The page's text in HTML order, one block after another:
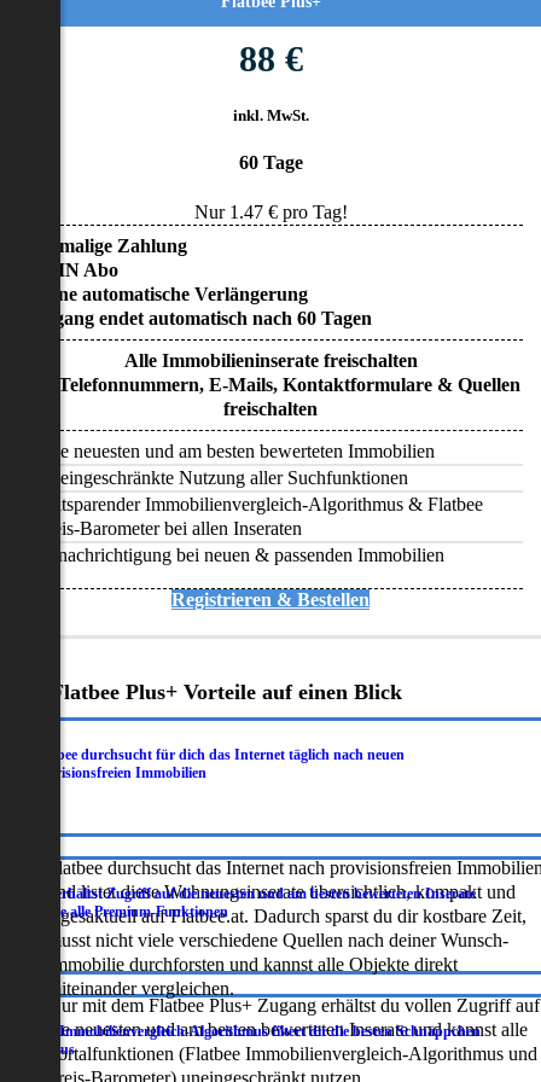
88 €
inkl. MwSt.
60 Tage
Nur 1.47€ pro Tag!
• Einmalige Zahlung
• KEIN Abo
• Keine automatische Verlängerung
• Zugang endet automatisch nach 60 Tagen
Alle Immobilieninserate freischalten
Alle Telefonnummern, E-Mails, Kontaktformulare & Quellen
freischalten
Alle neuesten und am besten bewerteten Immobilien
Uneingeschränkte Nutzung aller Suchfunktionen
Zeitsparender Immobilienvergleich-Algorithmus & Flatbee
Preis-Barometer bei allen Inseraten
Benachrichtigung bei neuen & passenden Immobilien
Registrieren & Bestellen
Flatbee Plus+ Vorteile auf einen Blick
Flatbee durchsucht für dich das Internet täglich nach neuen
provisionsfreien Immobilien
Flatbee durchsucht das Internet nach provisionsfreien
und listet diese Wohnungsinserate übersichtlich, kompakt und
tagesaktuell auf Flatbee.at. Dadurch sparst du dir kostbare Zeit,
musst nicht viele verschiedene Quellen nach deiner Wunsch-
Immobilie durchforsten und kannst alle Objekte direkt
miteinander vergleichen.
Du erhältst Zugriff auf die neuesten und am besten bewerteten Inserate
sowie alle Premium-Funktionen
Nur mit dem Flatbee Plus+ Zugang erhältst du vollen Zugriff auf
die neuesten und am besten bewerteten Inserate und kannst alle
Portalfunktionen (Flatbee Immobilienvergleich-Algorithmus und
Der Immobilienvergleich-Algorithmus filtert dir die besten Schnäppchen
heraus